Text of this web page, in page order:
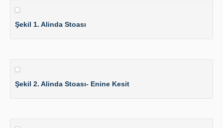
Şekil 1. Alinda Stoası
Şekil 2. Alinda Stoası- Enine Kesit